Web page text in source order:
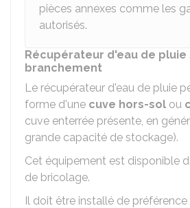
pièces annexes comme les
autorisés.
Récupérateur d'eau de pluie
branchement
Le récupérateur d'eau de pluie
forme d'une cuve hors-sol ou
cuve enterrée présente, en
grande capacité de stockage).
Cet équipement est disponible
de bricolage.
Il doit être installé de